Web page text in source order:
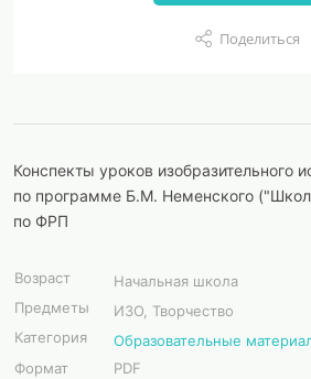
Поделиться
Конспекты уроков изобразительного
по программе Б.М. Неменского
по ФРП
Возраст
Начальная школа
Предметы
ИЗО, Творчество
Категория
Образовательные
Формат
PDF